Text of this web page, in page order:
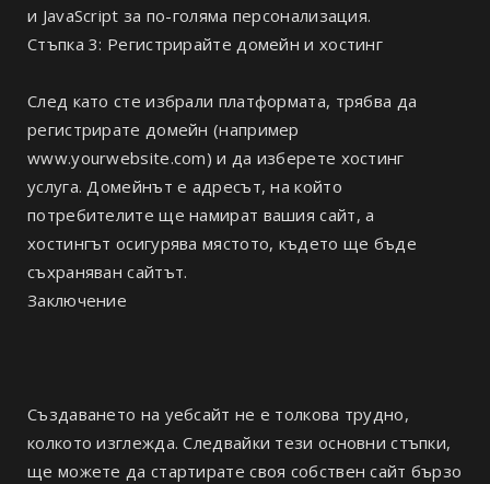
и JavaScript за по-голяма персонализация.
Стъпка 3: Регистрирайте домейн и хостинг
След като сте избрали платформата, трябва да
регистрирате домейн (например
www.yourwebsite.com) и да изберете хостинг
услуга. Домейнът е адресът, на който
потребителите ще намират вашия сайт, а
хостингът осигурява мястото, където ще бъде
съхраняван сайтът.
Заключение
Създаването на уебсайт не е толкова трудно,
колкото изглежда. Следвайки тези основни стъпки,
ще можете да стартирате своя собствен сайт бързо